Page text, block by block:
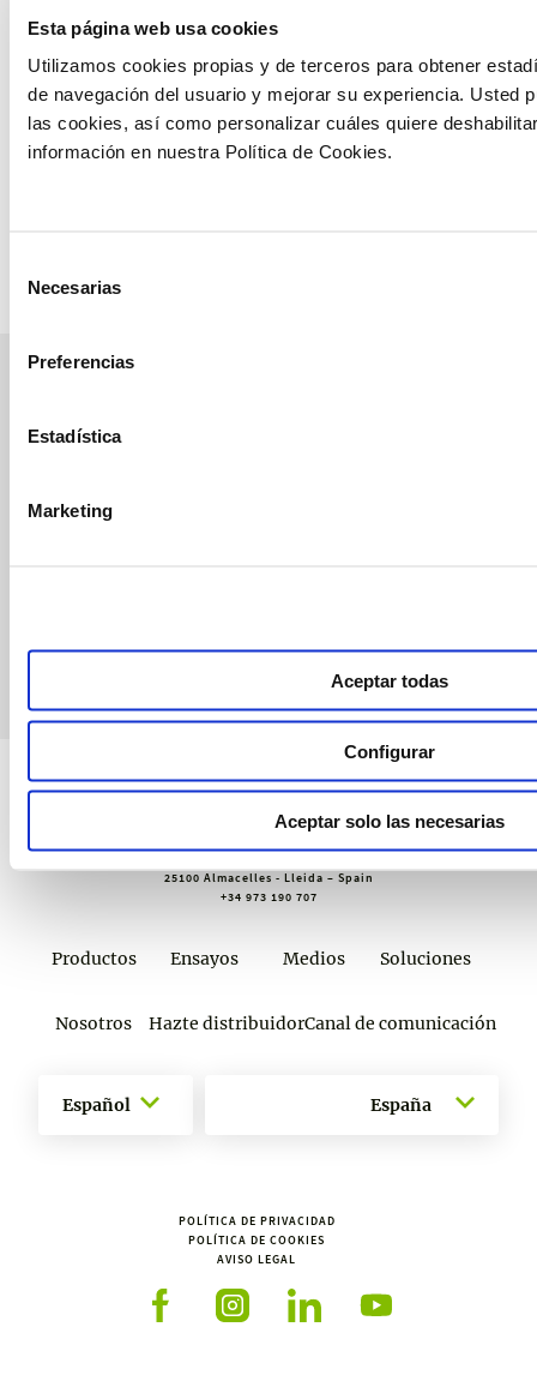
Esta página web usa cookies
Utilizamos cookies propias y de terceros para obtener
de navegación del usuario y mejorar su experiencia. Usted
las cookies, así como personalizar cuáles quiere
información en nuestra Política de Cookies.
Necesarias
Preferencias
Estadística
Marketing
Aceptar todas
Configurar
Aceptar solo las necesarias
vigor y
la bacteriosis
Erwinia
chrysanthemi
manvert
Recibe invitaciones exclusivas a jornadas de formación y
25100 Almacelles - Lleida – Spain
+34 973 190 707
Productos Ensayos Medios Soluciones
Nosotros Hazte distribuidorCanal de comunicación
Español España
POLÍTICA DE PRIVACIDAD
POLÍTICA DE COOKIES
AVISO LEGAL